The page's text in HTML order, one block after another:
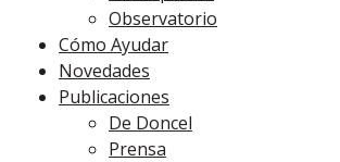
Observatorio
Cómo Ayudar
Novedades
Publicaciones
De Doncel
Prensa